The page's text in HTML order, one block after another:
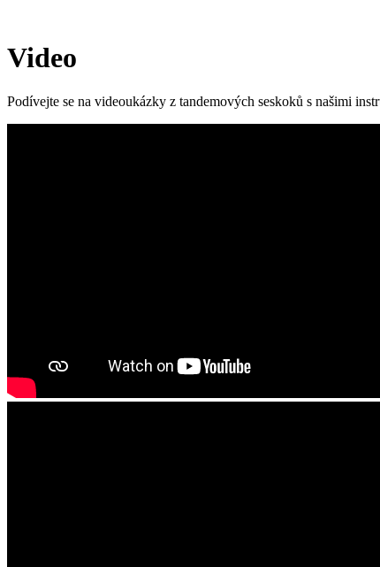
Video
Podívejte se na videoukázky z tandemových seskoků s našimi